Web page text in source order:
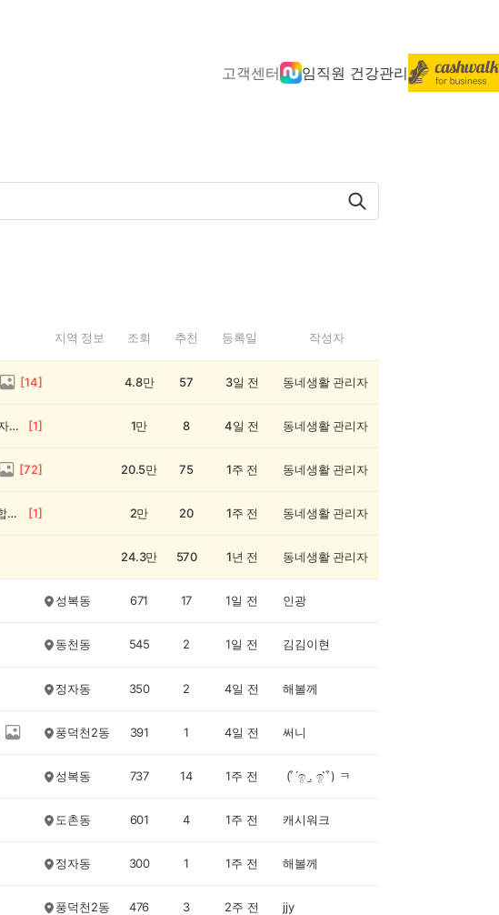
고객센터 임직원 건강관리
지역 정보 조회 추천 등록일 작성자
[14] 4.8만 57 3일 전 동네생활 관리자
💰[당첨자 발표] 26회차 우리 동네 정보왕 이벤트 당첨자를 발표합니다! [1] 1만 8 4일 전 동네생활 관리자
[72] 20.5만 75 1주 전 동네생활 관리자
💰[당첨자 발표] 우리 동네 썰전 12회차 당첨자를 발표합니다! [1] 2만 20 1주 전 동네생활 관리자
24.3만 570 1년 전 동네생활 관리자
성복동 671 17 1일 전 인광
동천동 545 2 1일 전 김김이현
정자동 350 2 4일 전 해볼께
풍덕천2동 391 1 4일 전 써니
성복동 737 14 1주 전 ( ͒ ́ඉ .̫ ඉ ̀ ͒) ㅋ
도촌동 601 4 1주 전 캐시워크
정자동 300 1 1주 전 해볼께
풍덕천2동 476 3 2주 전 jjy